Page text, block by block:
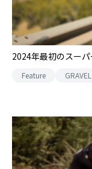
2024年最初のスー
Feature GRAVEL